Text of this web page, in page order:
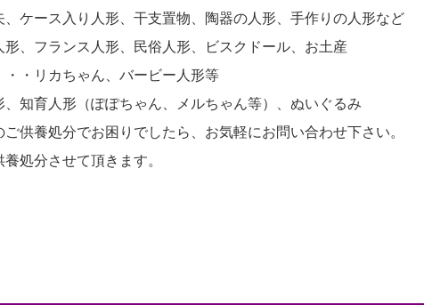
、ケース入り人形、干支置物、陶器の人形、手作りの人形など
形、フランス人形、民俗人形、ビスクドール、お土産
・・リカちゃん、バービー人形等
、知育人形（ぽぽちゃん、メルちゃん等）、ぬいぐるみ
供養処分でお困りでしたら、お気軽にお問い合わせ下さい。
処分させて頂きます。